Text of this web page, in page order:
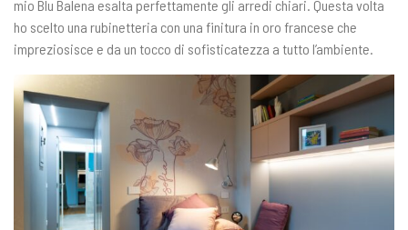
mio Blu Balena esalta perfettamente gli arredi chiari. Questa volta
ho scelto una rubinetteria con una finitura in oro francese che
impreziosisce e da un tocco di sofisticatezza a tutto l’ambiente.